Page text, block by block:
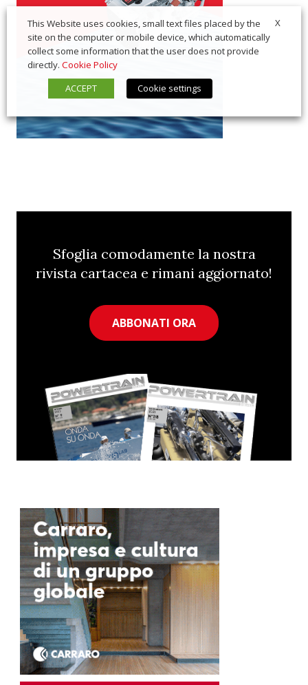
Sfoglia comodamente la nostra
rivista cartacea e rimani aggiornato!
ABBONATI ORA
X
This Website uses cookies, small text files placed by the
site on the computer or mobile device, which automatically
collect some information that the user does not provide
directly. Cookie Policy
ACCEPT
Cookie settings